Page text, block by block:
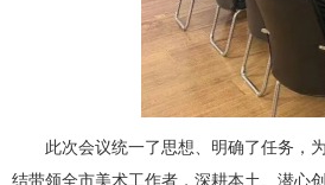
此次会议统一了思想、明确了任务，
结带领全市美术工作者，深耕本土、潜心